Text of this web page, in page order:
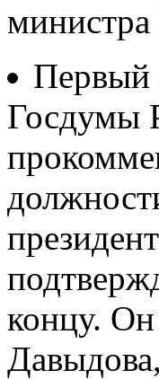
Первый
Госдумы
концу.